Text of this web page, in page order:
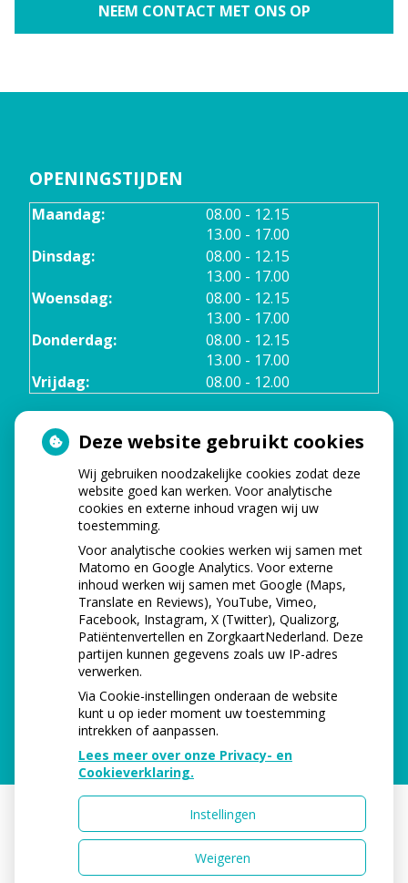
NEEM CONTACT MET ONS OP
OPENINGSTIJDEN
Maandag: 08.00 tot
- 12.15
13.00 tot
- 17.00
Dinsdag:
08.00 tot
- 12.15
13.00 tot
- 17.00
Woensdag:
08.00 tot
- 12.15
13.00 tot
- 17.00
Donderdag:
08.00 tot
- 12.15
13.00 tot
- 17.00
Vrijdag:
08.00 - 12.00
TELEFONISCHE BEREIKBAARHEID
Maandag: 08.00 - 17.00
Dinsdag: 08.00 - 12.00
Woensdag 08.00 - 17.00
Donderdag: 08.00 - 17.00
Vrijdag: 08.00 - 12.00
Uw Zorg Online|Beheer
Deze website gebruikt cookies
Wij gebruiken noodzakelijke cookies zodat deze
website goed kan werken. Voor analytische
cookies en externe inhoud vragen wij uw
toestemming.
Voor analytische cookies werken wij samen met
Matomo en Google Analytics. Voor externe
inhoud werken wij samen met Google (Maps,
Translate en Reviews), YouTube, Vimeo,
Facebook, Instagram, X (Twitter), Qualizorg,
Patiëntenvertellen en ZorgkaartNederland. Deze
partijen kunnen gegevens zoals uw IP-adres
verwerken.
Via Cookie-instellingen onderaan de website
kunt u op ieder moment uw toestemming
intrekken of aanpassen.
Lees meer over onze Privacy- en
Cookieverklaring.
Instellingen
Weigeren